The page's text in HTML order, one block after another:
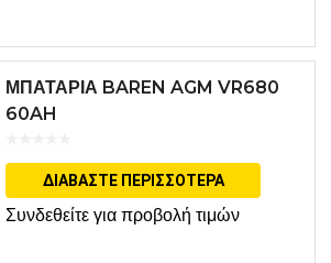
ΜΠΑΤΑΡΙΑ BAREN AGM VR680
60AH
ΔΙΑΒΆΣΤΕ ΠΕΡΙΣΣΌΤΕΡΑ
Συνδεθείτε για προβολή τιμών